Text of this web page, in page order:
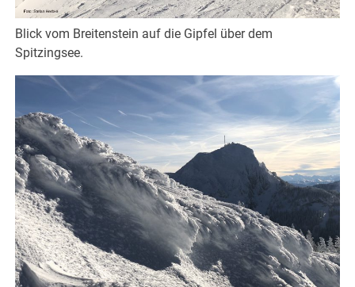
Blick vom Breitenstein auf die Gipfel über dem
Spitzingsee.